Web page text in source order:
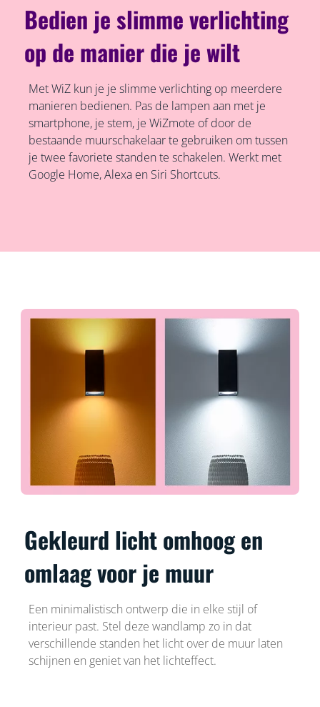
Bedien je slimme verlichting
op de manier die je wilt
Met WiZ kun je je slimme verlichting op meerdere
manieren bedienen. Pas de lampen aan met je
smartphone, je stem, je WiZmote of door de
bestaande muurschakelaar te gebruiken om tussen
je twee favoriete standen te schakelen. Werkt met
Google Home, Alexa en Siri Shortcuts.
Gekleurd licht omhoog en
omlaag voor je muur
Een minimalistisch ontwerp die in elke stijl of
interieur past. Stel deze wandlamp zo in dat
verschillende standen het licht over de muur laten
schijnen en geniet van het lichteffect.